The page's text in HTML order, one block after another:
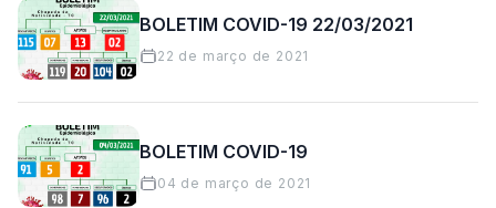
BOLETIM COVID-19 22/03/2021
22 de março de 2021
BOLETIM COVID-19
04 de março de 2021